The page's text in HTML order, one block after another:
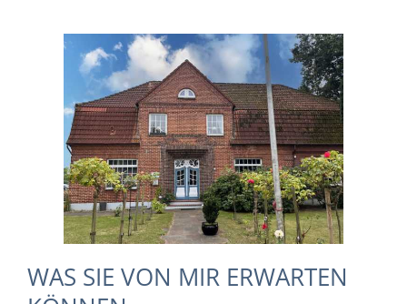
WAS SIE VON MIR ERWARTEN